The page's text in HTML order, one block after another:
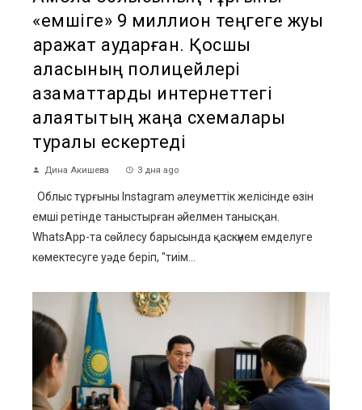
«емшіге» 9 миллион теңгеге жуық
қаражат аударған. Қосшы
қаласының полицейлері
азаматтарды интернеттегі
алаяқтықтың жаңа схемалары
туралы ескертеді
Дина Акишева 3 дня ago
Облыс тұрғыны Instagram әлеуметтік желісінде өзін
емші ретінде таныстырған әйелмен танысқан.
WhatsApp-та сөйлесу барысында қаскүнем емделуге
көмектесуге уәде беріп, "тиім...